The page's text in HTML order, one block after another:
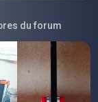
du forum